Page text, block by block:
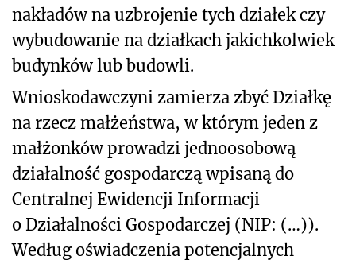
nakładów na uzbrojenie tych działek czy
wybudowanie na działkach jakichkolwiek
budynków lub budowli.
Wnioskodawczyni zamierza zbyć Działkę
na rzecz małżeństwa, w którym jeden z
małżonków prowadzi jednoosobową
działalność gospodarczą wpisaną do
Centralnej Ewidencji Informacji
o Działalności Gospodarczej (NIP: (…)).
Według oświadczenia potencjalnych